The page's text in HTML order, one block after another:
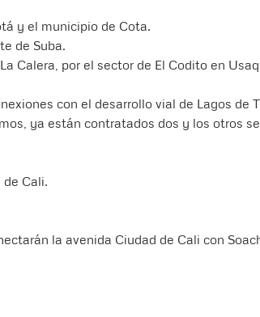
y el municipio de Cota.
de Suba.
Calera, por el sector de El Codito en
con el desarrollo vial de Lagos de
ya están contratados dos y los otros
Cali.
la avenida Ciudad de Cali con